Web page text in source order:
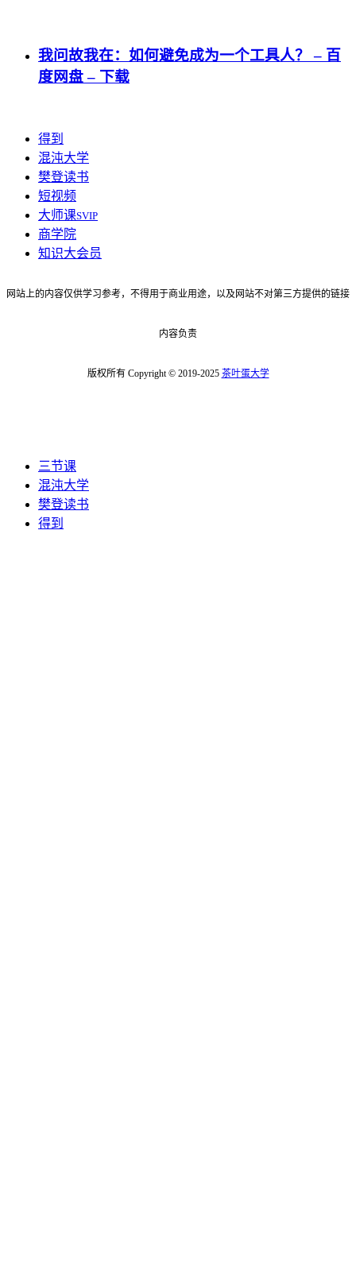
我问故我在：如何避免成为一个工具人？ – 百
度网盘 – 下载
得到
混沌大学
樊登读书
短视频
大师课SVIP
商学院
知识大会员
网站上的内容仅供学习参考，不得用于商业用途，以及网站不对第三方提供的链接
内容负责
版权所有 Copyright © 2019-2025 茶叶蛋大学
三节课
混沌大学
樊登读书
得到